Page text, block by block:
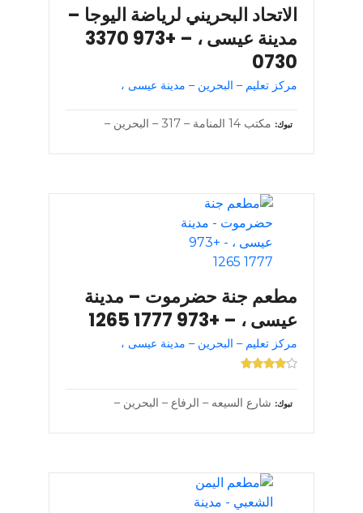
الاتحاد البحريني لرياضة اليوجا –
مدينة عيسى ، – +973 3370
0730
مركز تعليم – البحرين – مدينة عيسى ،
تبوك مكتب 14 المنامة – 317 – البحرين –
مطعم جنة حضرموت – مدينة
عيسى ، – +973 1777 1265
مركز تعليم – البحرين – مدينة عيسى ،
تبوك شارع السيعه – الرفاع – البحرين –